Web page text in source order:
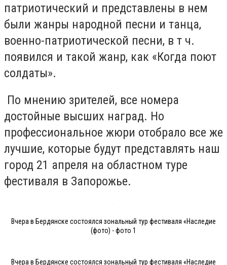
патриотический и представлены в нем
были жанры народной песни и танца,
военно-патриотической песни, в т ч.
появился и такой жанр, как «Когда поют
солдаты».
По мнению зрителей, все номера
достойные высших наград. Но
профессиональное жюри отобрало все же
лучшие, которые будут представлять наш
город 21 апреля на областном туре
фестиваля в Запорожье.
Вчера в Бердянске состоялся зональный тур фестиваля «Наследие
(фото) - фото 1
Вчера в Бердянске состоялся зональный тур фестиваля «Наследие